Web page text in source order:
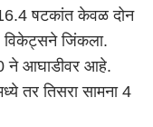
16.4 षटकांत केवळ दोन
विकेट्सने जिंकला.
0 ने आघाडीवर आहे.
तर तिसरा सामना 4